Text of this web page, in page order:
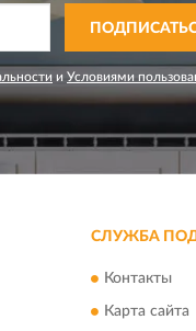
и Условиями
СЛУЖБА
Контакты
Карта сайта